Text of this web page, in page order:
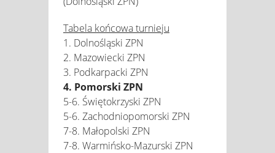
Tabela końcowa turnieju
1. Dolnośląski ZPN
2. Mazowiecki ZPN
3. Podkarpacki ZPN
4. Pomorski ZPN
5-6. Świętokrzyski ZPN
5-6. Zachodniopomorski ZPN
7-8. Małopolski ZPN
7-8. Warmińsko-Mazurski ZPN